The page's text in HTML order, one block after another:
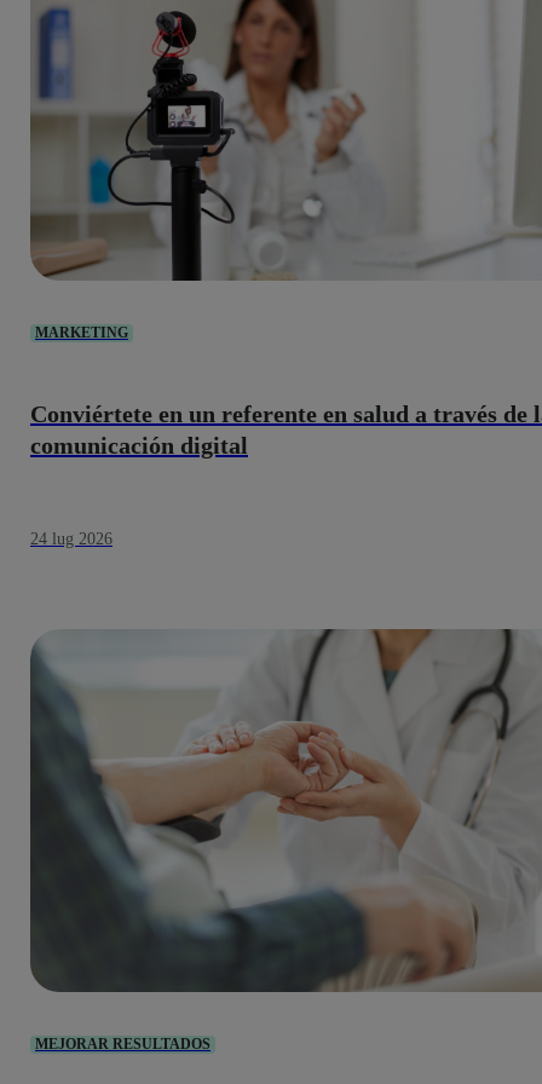
MARKETING
Conviértete en un referente en salud a través de
comunicación digital
24 lug 2026
MEJORAR RESULTADOS